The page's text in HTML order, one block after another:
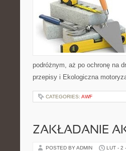
podróżnym, aż po ochronę na
przepisy i Ekologiczna
CATEGORIES: AWF
ZAKŁADANIE
POSTED BY ADMIN LUT - 2